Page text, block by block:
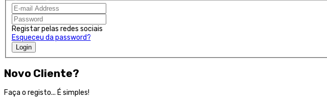
Registar pelas redes sociais
Esqueceu da password?
Login
Novo Cliente?
Faça o registo... É simples!